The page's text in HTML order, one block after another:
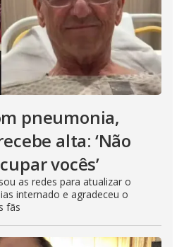
pneumonia,
alta: ‘Não
vocês’
as redes para atualizar o
internado e agradeceu o
fãs